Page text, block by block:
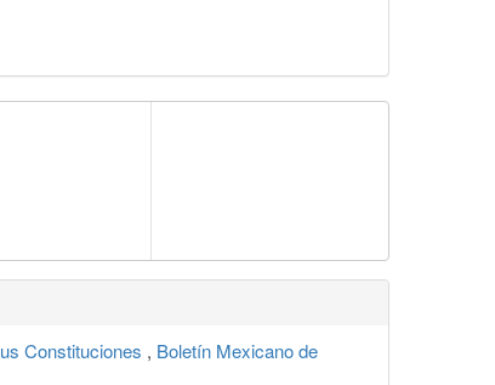
Constituciones , Boletín Mexicano de